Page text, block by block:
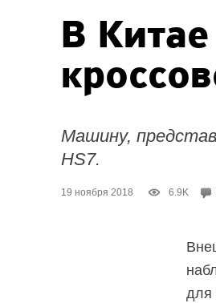
В
Машину,
HS7.
19 ноября 2018 6.9K
для